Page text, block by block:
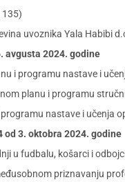
135)
uvoznika Yala Habibi
avgusta 2024. godine
i programu nastave i
planu i programu
nastave i
od 3. oktobra 2024. godine
u fudbalu, košarci i
priznavanju